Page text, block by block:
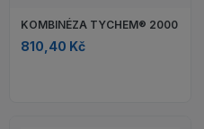
KOMBINÉZA TYCHEM® 2000
810,40 Kč